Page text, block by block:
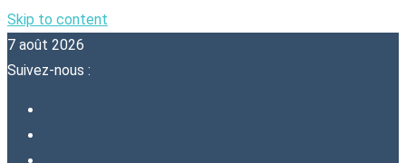
Skip to content
7 août 2026
Suivez-nous :